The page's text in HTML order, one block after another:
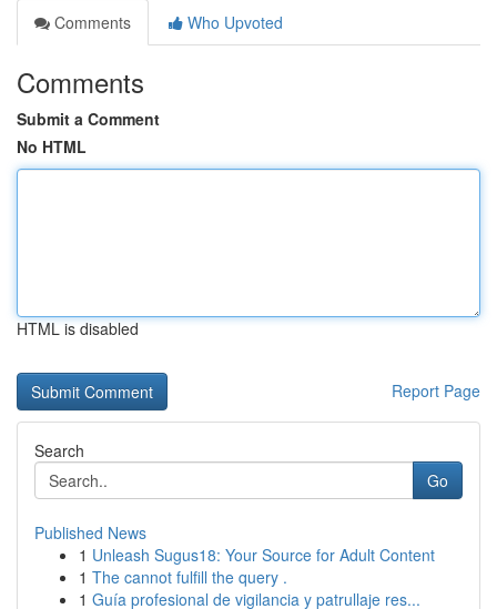
Comments
Who Upvoted
Comments
Submit a Comment
No HTML
HTML is disabled
Report Page
Search
Go
Published News
1 Unleash Sugus18: Your Source for Adult Content
1 The cannot fulfill the query .
1 Guía profesional de vigilancia y patrullaje res...